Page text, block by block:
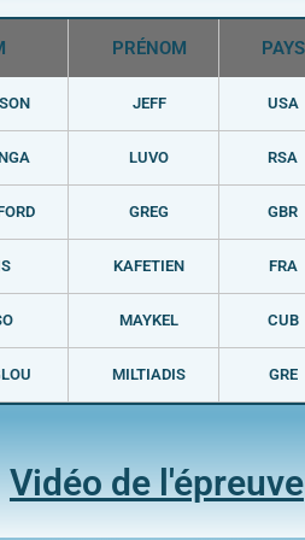
PRÉNOM PAYS
JEFF USA
LUVO RSA
GREG GBR
KAFETIEN FRA
MAYKEL CUB
MILTIADIS GRE
Vidéo de l'épreuve